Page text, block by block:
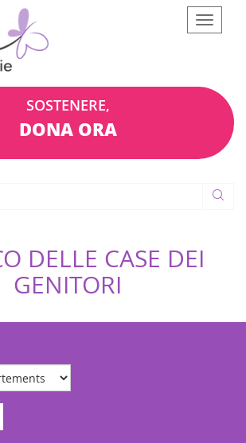
Afficher
le
SOSTENERE,
DONA ORA
DELLE CASE DEI
GENITORI